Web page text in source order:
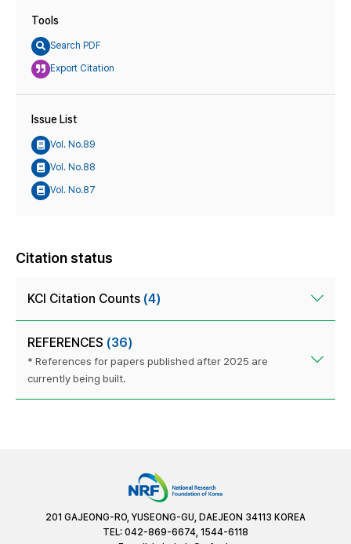
Tools
Search PDF
Export Citation
Issue List
Vol. No.89
Vol. No.88
Vol. No.87
Citation status
KCI Citation Counts (4)
REFERENCES (36)
* References for papers published after 2025 are
currently being built.
201 GAJEONG-RO, YUSEONG-GU, DAEJEON 34113 KOREA
TEL: 042-869-6674, 1544-6118